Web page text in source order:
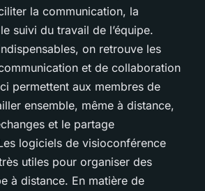
la communication, la
suivi du travail de l’équipe.
on retrouve les
et de collaboration
permettent aux membres de
ensemble, même à distance,
et le partage
logiciels de visioconférence
utiles pour organiser des
à distance. En matière de